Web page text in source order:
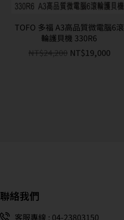
TOFO 多福 A3高品質微電腦6滾
輪護貝機 330R6
NT$24,200 NT$19,000
聯絡我們
客服專線 : 04-23803150